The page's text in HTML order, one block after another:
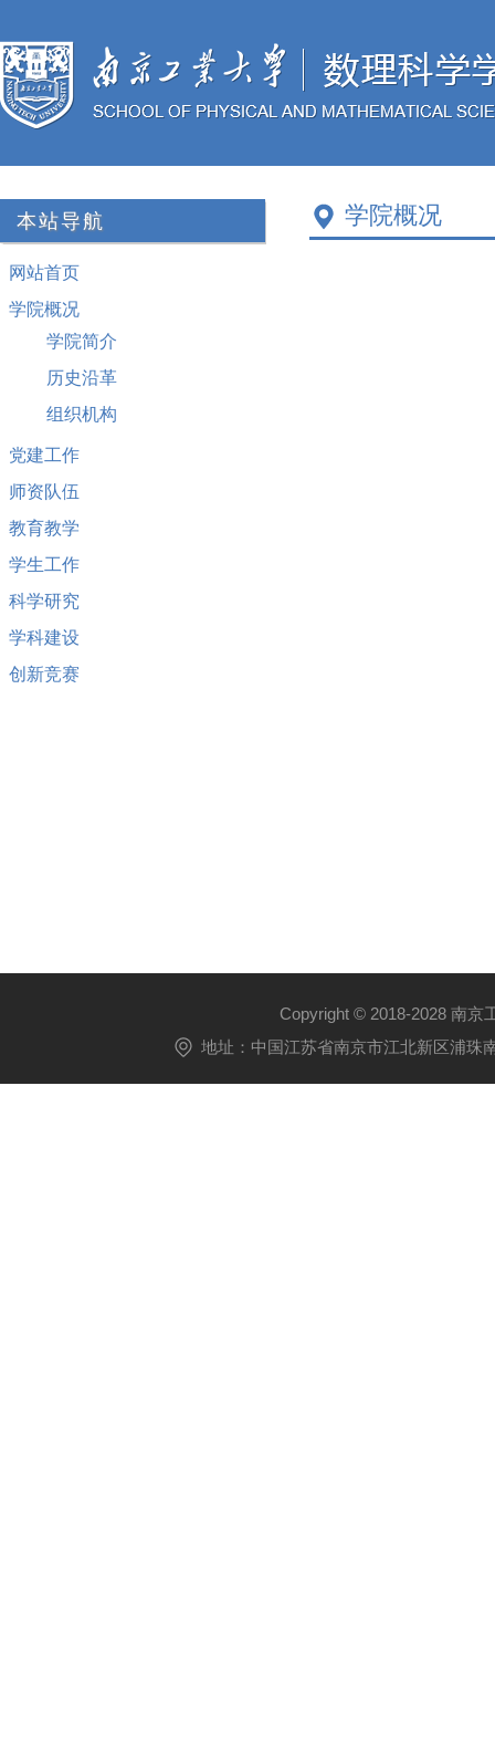
本站导航
网站首页
学院概况
学院简介
历史沿革
组织机构
党建工作
师资队伍
教育教学
学生工作
科学研究
学科建设
创新竞赛
学院概况
Copyright © 2018-2028 南京
地址：中国江苏省南京市江北新区浦珠